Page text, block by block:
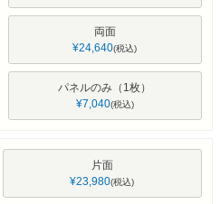
両面
¥24,640 税込
パネルのみ（1枚）
¥7,040 税込
片面
¥23,980 税込